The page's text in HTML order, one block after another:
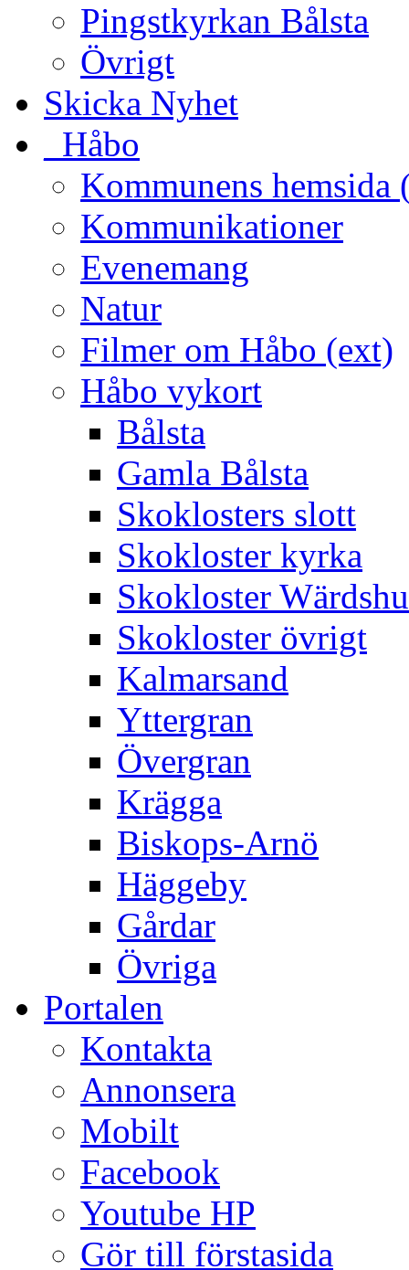
Pingstkyrkan Bålsta
Övrigt
Skicka Nyhet
_Håbo
Kommunens hemsida
Kommunikationer
Evenemang
Natur
Filmer om Håbo (ext)
Håbo vykort
Bålsta
Gamla Bålsta
Skoklosters slott
Skokloster kyrka
Skokloster
Skokloster övrigt
Kalmarsand
Yttergran
Övergran
Krägga
Biskops-Arnö
Häggeby
Gårdar
Övriga
Portalen
Kontakta
Annonsera
Mobilt
Facebook
Youtube HP
Gör till förstasida